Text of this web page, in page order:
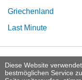
Diese Website
bestmöglichen Service
Griechenland
Last Minute